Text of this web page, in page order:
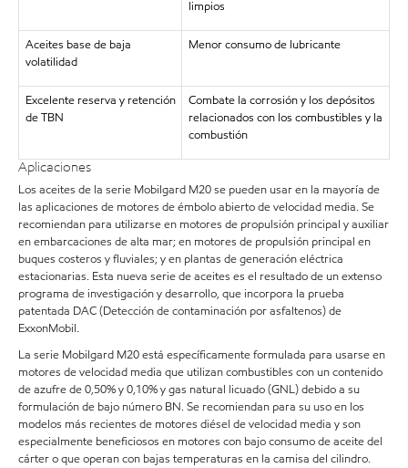
limpios
Aceites base de baja
volatilidad
Menor consumo de lubricante
Excelente reserva y retención
de TBN
Combate la corrosión y los depósitos
relacionados con los combustibles y la
combustión
Aplicaciones
Los aceites de la serie Mobilgard M20 se pueden usar en la mayoría de
las aplicaciones de motores de émbolo abierto de velocidad media. Se
recomiendan para utilizarse en motores de propulsión principal y auxiliar
en embarcaciones de alta mar; en motores de propulsión principal en
buques costeros y fluviales; y en plantas de generación eléctrica
estacionarias. Esta nueva serie de aceites es el resultado de un extenso
programa de investigación y desarrollo, que incorpora la prueba
patentada DAC (Detección de contaminación por asfaltenos) de
ExxonMobil.
La serie Mobilgard M20 está específicamente formulada para usarse en
motores de velocidad media que utilizan combustibles con un contenido
de azufre de 0,50% y 0,10% y gas natural licuado (GNL) debido a su
formulación de bajo número BN. Se recomiendan para su uso en los
modelos más recientes de motores diésel de velocidad media y son
especialmente beneficiosos en motores con bajo consumo de aceite del
cárter o que operan con bajas temperaturas en la camisa del cilindro.